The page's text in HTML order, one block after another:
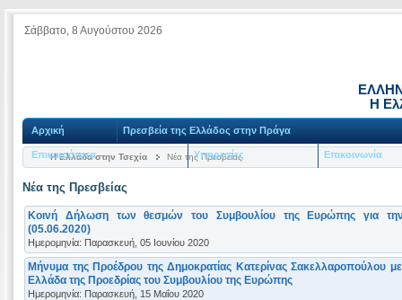
Σάββατο, 8 Αυγούστου 2026
Η
Αρχική Πρεσβεία της Ελλάδος στην Πράγα
Επικαιρότητα Υπηρεσίες Επικοινωνία
Η Ελλάδα στην Τσεχία Νέα της Πρεσβείας
Νέα της Πρεσβείας
Κοινή Δήλωση των θεσμών του Συμβουλίου της Ευρώπης για την
(05.06.2020)
Ημερομηνία: Παρασκευή, 05 Ιουνίου 2020
Μήνυμα της Προέδρου της Δημοκρατίας Κατερίνας Σακελλαροπούλου
Ελλάδα της Προεδρίας του Συμβουλίου της Ευρώπης
Ημερομηνία: Παρασκευή, 15 Μαΐου 2020